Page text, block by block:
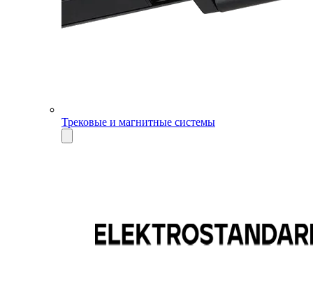
Трековые и магнитные системы